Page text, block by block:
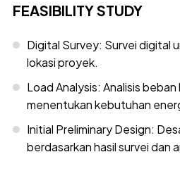
FEASIBILITY STUDY
Digital Survey: Survei digital
lokasi proyek.
Load Analysis: Analisis
menentukan kebutuhan
Initial Preliminary Design:
berdasarkan hasil survei dan